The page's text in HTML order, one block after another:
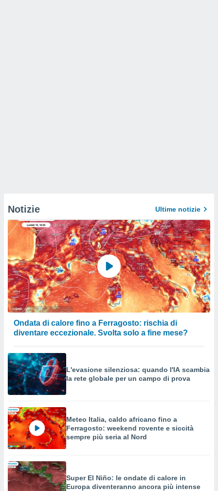
Notizie Ultime notizie
Ondata di calore fino a Ferragosto: rischia di
diventare eccezionale. Svolta solo a fine mese?
L'evasione silenziosa: quando l'IA scambia
la rete globale per un campo di prova
Meteo Italia, caldo africano fino a
Ferragosto: weekend rovente e siccità
sempre più seria al Nord
Super El Niño: le ondate di calore in
Europa diventeranno ancora più intense